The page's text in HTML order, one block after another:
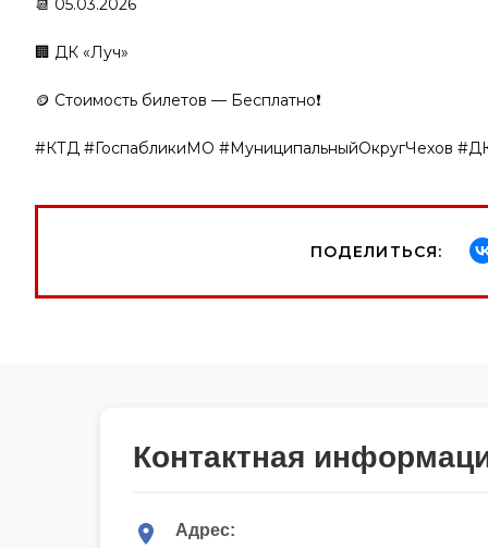
📆 05.03.2026
🏢 ДК «Луч»
🪙 Стоимость билетов — Бесплатно❗️
#КТД #ГоспабликиМО #МуниципальныйОкругЧехов
ПОДЕЛИТЬСЯ:
Контактная
Адрес: